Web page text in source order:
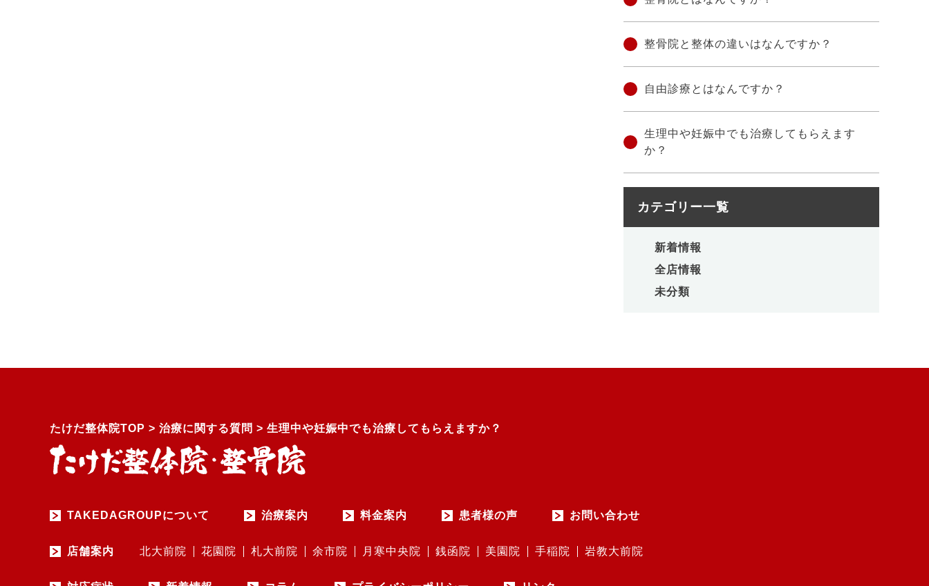
整骨院と整体の違いはなんですか？
自由診療とはなんですか？
生理中や妊娠中でも治療してもらえます
か？
カテゴリー一覧
新着情報
全店情報
未分類
たけだ整体院TOP > 治療に関する質問 > 生理中や妊娠中でも治療してもらえますか？
TAKEDAGROUPについて 治療案内 料金案内 患者様の声 お問い合わせ
店舗案内 北大前院 花園院 札大前院 余市院 月寒中央院 銭函院 美園院 手稲院 岩教大前院